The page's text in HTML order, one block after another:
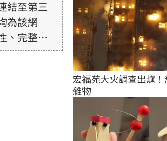
結至第三
為該網
、完整性
用者未取
宏福苑大火調查出爐
雜物